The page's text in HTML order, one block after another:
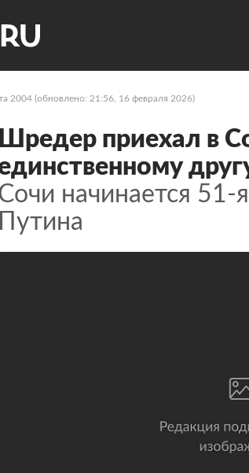
2004 (обновлено: 21:56, 16 февраля 2026)
Шредер приехал в
начинается
Путина